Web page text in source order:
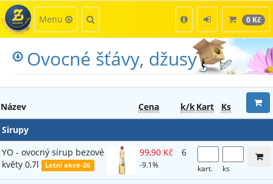
Kategorie
Menu Hledat 0 Kč
Ovocné šťávy, džusy
Název Cena k/kKart
Ks
Sirupy
YO - ovocný sirup bezové
květy 0,7l
Letní akce-26
99,90 Kč
-9.1%
6
kart. ks